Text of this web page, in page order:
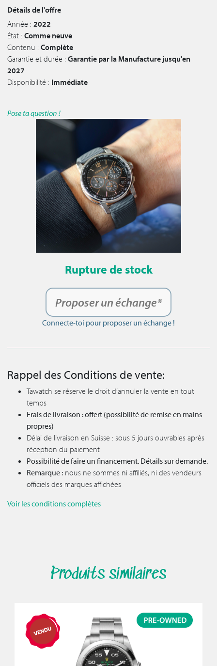
Détails de l'offre
Année : 2022
État : Comme neuve
Contenu : Complète
Garantie et durée : Garantie par la Manufacture jusqu'en
2027
Disponibilité : Immédiate
Pose ta question !
Rupture de stock
Proposer un échange*
Connecte-toi pour proposer un échange !
Rappel des Conditions de vente:
Tawatch se réserve le droit d’annuler la vente en tout
temps
Frais de livraison : offert (possibilité de remise en mains
propres)
Délai de livraison en Suisse : sous 5 jours ouvrables après
réception du paiement
Possibilité de faire un financement. Détails sur demande.
Remarque : nous ne sommes ni affiliés, ni des vendeurs
officiels des marques affichées
Voir les conditions complètes
Produits similaires